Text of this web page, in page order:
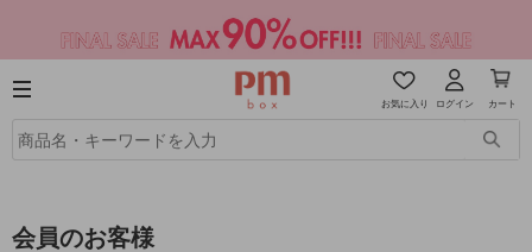
お気に入り ログイン カート
会員のお客様